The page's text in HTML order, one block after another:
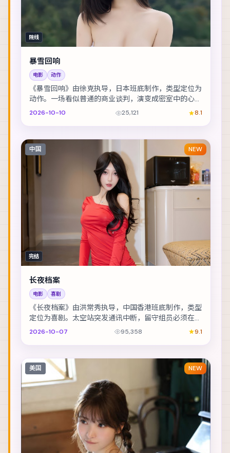
院线
暴雪回响
电影 动作
《暴雪回响》由徐克执导，日本班底制作，类型定位为
动作。一场看似普通的商业谈判，演变成密室中的心理
博弈。主演包括白宇、金城武、张译 等，表演层次丰...
2026-10-10 25,121 8.1
中国 NEW
完结
长夜档案
电影 喜剧
《长夜档案》由洪常秀执导，中国香港班底制作，类型
定位为喜剧。太空站突发通讯中断，留守组员必须在补
给耗尽前自救。主演包括黄政民、宋佳、周冬雨 等，...
2026-10-07 95,358 9.1
美国 NEW